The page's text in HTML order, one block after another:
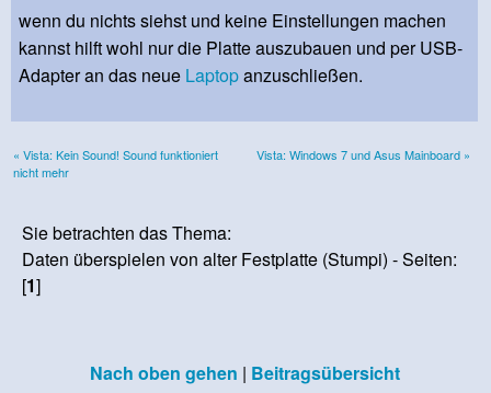
wenn du nichts siehst und keine Einstellungen machen
kannst hilft wohl nur die Platte auszubauen und per USB-
Adapter an das neue Laptopanzuschließen.
« Vista: Kein Sound! Sound funktioniert
nicht mehr
Vista: Windows 7 und Asus Mainboard »
Sie betrachten das Thema:
Daten überspielen von alter Festplatte (Stumpi) - Seiten:
[1]
Nach oben gehen | Beitragsübersicht